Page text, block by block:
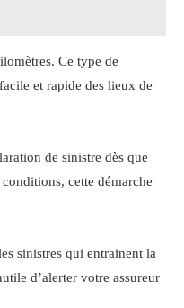
Ce type de
et rapide des lieux de
de sinistre dès que
cette démarche
sinistres qui entrainent la
d’alerter votre assureur